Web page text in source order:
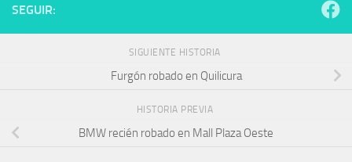
SEGUIR:
SIGUIENTE HISTORIA
Furgón robado en Quilicura
HISTORIA PREVIA
BMW recién robado en Mall Plaza Oeste